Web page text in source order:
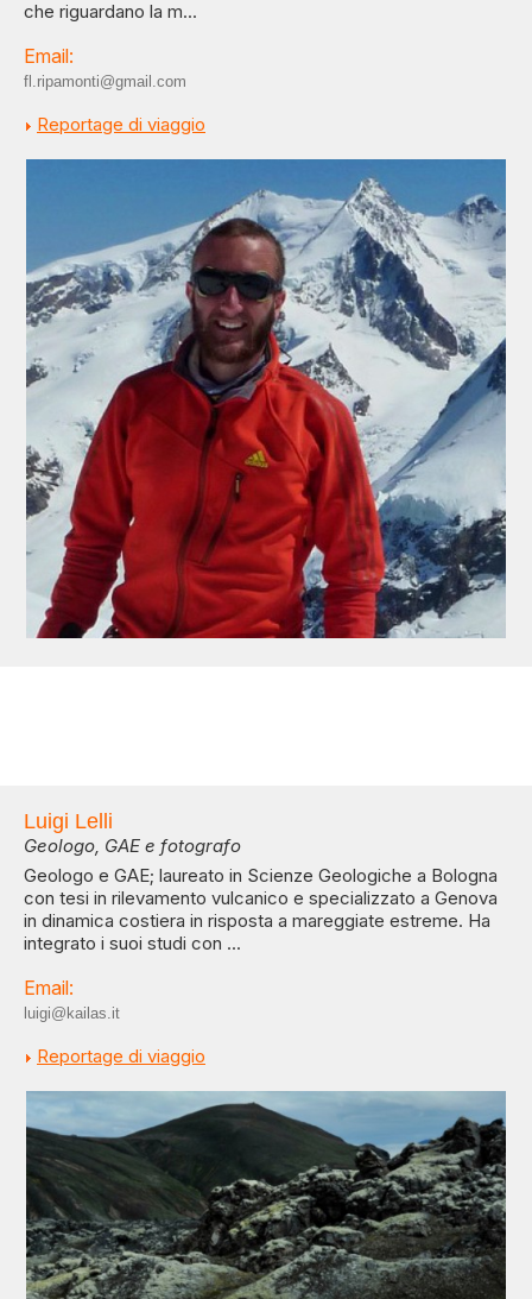
che riguardano la m...
Email:
fl.ripamonti@gmail.com
Reportage di viaggio
Luigi Lelli
Geologo, GAE e fotografo
Geologo e GAE; laureato in Scienze Geologiche a Bologna
con tesi in rilevamento vulcanico e specializzato a Genova
in dinamica costiera in risposta a mareggiate estreme. Ha
integrato i suoi studi con ...
Email:
luigi@kailas.it
Reportage di viaggio